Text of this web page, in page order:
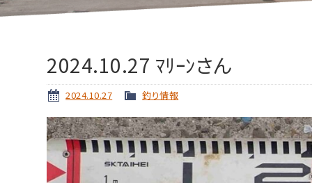
2024.10.27 ﾏﾘｰﾝさん
2024.10.27 釣り情報